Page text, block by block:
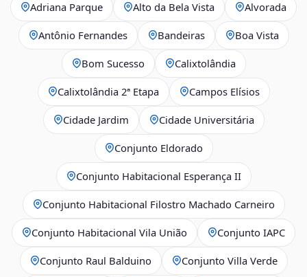
Adriana Parque Alto da Bela Vista Alvorada
Antônio Fernandes Bandeiras Boa Vista
Bom Sucesso Calixtolândia
Calixtolândia 2ª Etapa Campos Elísios
Cidade Jardim Cidade Universitária
Conjunto Eldorado
Conjunto Habitacional Esperança II
Conjunto Habitacional Filostro Machado Carneiro
Conjunto Habitacional Vila União Conjunto IAPC
Conjunto Raul Balduino Conjunto Villa Verde